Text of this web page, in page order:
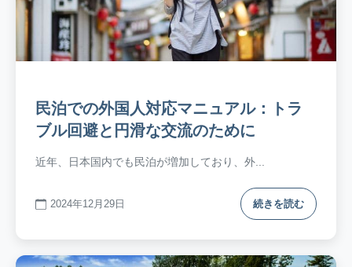
民泊での外国人対応マニュアル：トラ
ブル回避と円滑な交流のために
近年、日本国内でも民泊が増加しており、外...
2024年12月29日 続きを読む